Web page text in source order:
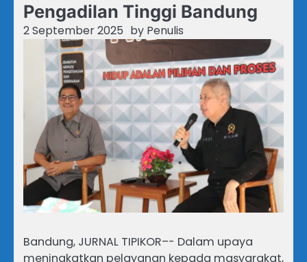
Pengadilan Tinggi Bandung
2 September 2025 by Penulis
Bandung, JURNAL TIPIKOR–- Dalam upaya
meningkatkan pelayanan kepada masyarakat,